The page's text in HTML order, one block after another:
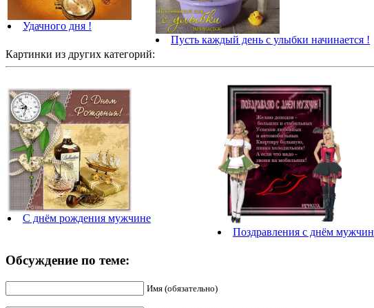
Удачного дня !
Пусть каждый день с улыбки начинается !
Картинки из других категорий:
С днём рождения мужчине
Поздравления с днём мужчин
Обсуждение по теме:
Имя (обязательно)